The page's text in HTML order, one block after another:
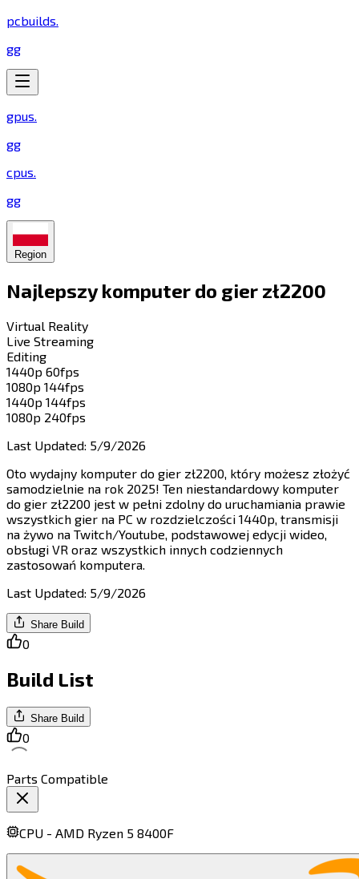
pcbuilds.
gg
gpus.
gg
cpus.
gg
Region
Najlepszy komputer do gier zł2200​​​​‌ ‍ ​‍​‍‌‍ ‌ ​‍‌‍‍‌‌‍‌ ‌‍‍‌‌‍ ‍​‍​‍​ ‍‍​‍​‍‌ ​ ‌‍​‌‌‍ ‍‌‍‍‌‌ ‌​‌ ‍‌​‍ ‍‌‍‍‌‌‍ ​‍​‍​‍ ​​‍​‍‌‍‍​‌ ​‍‌‍‌‌‌‍‌‍​‍​‍​ ‍‍​‍​‍​‍ ‌‍​‌‌‍‌​‌‍ ‌‌‍‍‌‌‍ ‍​‍ ‌‍‍‌‌‍ ‍‌ ‌​‌‍‌‌‌‍ ‍‌ ‌​​‍ ‌‍‌‌‌‍‌​‌‍‍‌‌ ‌​​‍ ‌‍ ‌‌‍ ‌‍‌​‌‍‌‌​ ‌‌ ​​‌ ​‍‌‍‌‌‌ ​ ‌‍‌‌‌‍ ‍‌ ‌​‌‍​‌‌ ‌​‌‍‍‌‌‍ ‌‍ ‍​ ‍ ‌‍‍‌‌‍‌​​ ‌‌‍‌​​ ‍​​ ​​​ ‍​​ ​‌​ ‍​‌‍​ ​ ‌ ​‍ ‌​ ‌‌‌‍‌‍‌‍‌​​ ‍‌​‍ ‌​ ‌​​ ‌​​ ​‌​ ‍‌​‍ ‌‌‍​‍​ ‌‌​ ‌ ‌‍​ ​‍ ‌‌‍‌​‌‍‌​‌‍​‍‌‍​‌​ ‍‌‌‍‌‌‌‍‌‍‌‍‌‍‌‍​‌​ ​‌​ ‍‌​ ‌‍​ ‍ ‌ ‌​‌ ‍‌‌ ​​‌‍‌‌​ ‌‌‍​‍‌ ‌‌‌‍‍‌‌‍ ​‌‍‌​​ ‍ ‌ ​​‌‍​‌‌ ‌​‌‍‍​​ ‌‌‍‍‌​ ​‌​ ‍​‌‍ ‍‌‌ ‌‍ ‍‌‍​‌‌‍ ‌‌‍‌‌​‍‌‌​ ‌‌‌​​‍‌‌ ‌‍‍ ‌‍‌‌‌ ‍‌​‍‌‌​ ​ ‌​‌​​‍‌‌​ ​ ‌​‌​​‍‌‌​ ​‍​ ​‍‌ ​​‌‍ ​​‍‌‌​ ​‍​ ​‍​‍‌‌​ ‌‌‌​‌​​‍ ‍‌ ‌‍‌‍​‌‌‍ ​‌ ‌‌‌‍‌‌​ ‌‍​‍‌‍​‌‌ ​ ‌‍‌‌‌‌‌‌‌ ​‍‌‍ ​​ ‌​‍‌‌​ ​‍‌​‌‍‌‍​‌‌‍‌​‌‍ ‌‌‍‍‌‌‍ ‍​‍‌‍‌‍‍‌‌‍‌​​ ‌‌‍‌​​ ‍​​ ​​​ ‍​​ ​‌​ ‍​‌‍​ ​ ‌ ​‍ ‌​ ‌‌‌‍‌‍‌‍‌​​ ‍‌​‍ ‌​ ‌​​ ‌​​ ​‌​ ‍‌​‍ ‌‌‍​‍​ ‌‌​ ‌ ‌‍​ ​‍ ‌‌‍‌​‌‍‌​‌‍​‍‌‍​‌​ ‍‌‌‍‌‌‌‍‌‍‌‍‌‍‌‍​‌​ ​‌​ ‍‌​ ‌‍​‍‌‍‌ ‌​‌ ‍‌‌ ​​‌‍‌‌​ ‌‌‍​‍‌ ‌‌‌‍‍‌‌‍ ​‌‍‌​​‍‌‍‌ ​​‌‍​‌‌ ‌​‌‍‍​​ ‌‌‍‍‌​ ​‌​ ‍​‌‍ ‍‌‌ ‌‍ ‍‌‍​‌‌‍ ‌‌‍‌‌​‍‌‌​ ‌‌‌​​‍‌‌ ‌‍‍ ‌‍‌‌‌ ‍‌​‍‌‌​ ​ ‌​‌​​‍‌‌​ ​ ‌​‌​​‍‌‌​ ​‍​ ​‍‌ ​​‌‍ ​​‍‌‌​ ​‍​ ​‍​‍‌‌​ ‌‌‌​‌​​‍ ‍‌ ‌‍‌‍​‌‌‍ ​‌ ‌‌‌‍‌‌​‍‌‍‌ ​​‌‍‌‌‌ ​‍‌ ​ ‌ ​​‌‍‌‌‌‍​ ‌ ‌​‌‍‍‌‌ ‌‍‌‍‌‌​ ‌‌ ​​‌ ‌‌‌‍​‍‌‍ ​‌‍‍‌‌ ​ ‌‍‍​‌‍‌‌‌‍‌​​‍​‍‌ ‌
Virtual Reality​​​​‌ ‍ ​‍​‍‌‍ ‌ ​‍‌‍‍‌‌‍‌ ‌‍‍‌‌‍ ‍​‍​‍​ ‍‍​‍​‍‌ ​ ‌‍​‌‌‍ ‍‌‍‍‌‌ ‌​‌ ‍‌​‍ ‍‌‍‍‌‌‍ ​‍​‍​‍ ​​‍​‍‌‍‍​‌ ​‍‌‍‌‌‌‍‌‍​‍​‍​ ‍‍​‍​‍​‍ ‌‍​‌‌‍‌​‌‍ ‌‌‍‍‌‌‍ ‍​‍ ‌‍‍‌‌‍ ‍‌ ‌​‌‍‌‌‌‍ ‍‌ ‌​​‍ ‌‍‌‌‌‍‌​‌‍‍‌‌ ‌​​‍ ‌‍ ‌‌‍ ‌‍‌​‌‍‌‌​ ‌‌ ​​‌ ​‍‌‍‌‌‌ ​ ‌‍‌‌‌‍ ‍‌ ‌​‌‍​‌‌ ‌​‌‍‍‌‌‍ ‌‍ ‍​ ‍ ‌‍‍‌‌‍‌​​ ‌​ ​‌​ ​‌‌‍​‌​ ‍‌‌‍‌‌‌‍​‍​ ‌ ​ ​‍​‍ ‌​ ‌​‌‍‌​​ ​‍​ ‌​​‍ ‌​ ‌​​ ​​‌‍‌​​ ​‍​‍ ‌‌‍​‌‌‍​‌‌‍‌​‌‍​‌​‍ ‌‌‍‌‍‌‍‌​‌‍​‍​ ‍‌​ ‌ ​ ‌‍‌‍​‌​ ‌ ‌‍​‍​ ‍​​ ‍‌‌‍‌‍​ ‍ ‌ ‌​‌ ‍‌‌ ​​‌‍‌‌​ ‌‌ ‌​‌‍​‌‌‍‌ ​ ‍ ‌ ​​‌‍​‌‌ ‌​‌‍‍​​ ‌‌‍ ‍‌‍​‌‌‍ ‌‌‍‌‌​ ‌‍​‍‌‍​‌‌ ​ ‌‍‌‌‌‌‌‌‌ ​‍‌‍ ​​ ‌​‍‌‌​ ​‍‌​‌‍‌‍​‌‌‍‌​‌‍ ‌‌‍‍‌‌‍ ‍​‍‌‍‌‍‍‌‌‍‌​​ ‌​ ​‌​ ​‌‌‍​‌​ ‍‌‌‍‌‌‌‍​‍​ ‌ ​ ​‍​‍ ‌​ ‌​‌‍‌​​ ​‍​ ‌​​‍ ‌​ ‌​​ ​​‌‍‌​​ ​‍​‍ ‌‌‍​‌‌‍​‌‌‍‌​‌‍​‌​‍ ‌‌‍‌‍‌‍‌​‌‍​‍​ ‍‌​ ‌ ​ ‌‍‌‍​‌​ ‌ ‌‍​‍​ ‍​​ ‍‌‌‍‌‍​‍‌‍‌ ‌​‌ ‍‌‌ ​​‌‍‌‌​ ‌‌ ‌​‌‍​‌‌‍‌ ​‍‌‍‌ ​​‌‍​‌‌ ‌​‌‍‍​​ ‌‌‍ ‍‌‍​‌‌‍ ‌‌‍‌‌​‍‌‍‌ ​​‌‍‌‌‌ ​‍‌ ​ ‌ ​​‌‍‌‌‌‍​ ‌ ‌​‌‍‍‌‌ ‌‍‌‍‌‌​ ‌‌ ​​‌ ‌‌‌‍​‍‌‍ ​‌‍‍‌‌ ​ ‌‍‍​‌‍‌‌‌‍‌​​‍​‍‌ ‌
Live Streaming​​​​‌ ‍ ​‍​‍‌‍ ‌ ​‍‌‍‍‌‌‍‌ ‌‍‍‌‌‍ ‍​‍​‍​ ‍‍​‍​‍‌ ​ ‌‍​‌‌‍ ‍‌‍‍‌‌ ‌​‌ ‍‌​‍ ‍‌‍‍‌‌‍ ​‍​‍​‍ ​​‍​‍‌‍‍​‌ ​‍‌‍‌‌‌‍‌‍​‍​‍​ ‍‍​‍​‍​‍ ‌‍​‌‌‍‌​‌‍ ‌‌‍‍‌‌‍ ‍​‍ ‌‍‍‌‌‍ ‍‌ ‌​‌‍‌‌‌‍ ‍‌ ‌​​‍ ‌‍‌‌‌‍‌​‌‍‍‌‌ ‌​​‍ ‌‍ ‌‌‍ ‌‍‌​‌‍‌‌​ ‌‌ ​​‌ ​‍‌‍‌‌‌ ​ ‌‍‌‌‌‍ ‍‌ ‌​‌‍​‌‌ ‌​‌‍‍‌‌‍ ‌‍ ‍​ ‍ ‌‍‍‌‌‍‌​​ ‌​ ​‌‌‍​‍​ ‌‍‌‍​‌‌‍​ ​ ​‌‌‍​‍​ ​‍​‍ ‌‌‍‌​​ ‌ ​ ‍​​ ‌‍​‍ ‌​ ‌​​ ‍​‌‍‌‌​ ‍‌​‍ ‌‌‍​‍​ ​‌‌‍‌‌‌‍‌​​‍ ‌​ ​​‌‍​‍​ ‍‌​ ‌ ‌‍​‍‌‍‌​​ ‌ ​ ‌ ​ ​‌‌‍‌​​ ​​‌‍‌​​ ‍ ‌ ‌​‌ ‍‌‌ ​​‌‍‌‌​ ‌‌ ‌​‌‍​‌‌‍‌ ​ ‍ ‌ ​​‌‍​‌‌ ‌​‌‍‍​​ ‌‌‍ ‍‌‍​‌‌‍ ‌‌‍‌‌​ ‌‍​‍‌‍​‌‌ ​ ‌‍‌‌‌‌‌‌‌ ​‍‌‍ ​​ ‌​‍‌‌​ ​‍‌​‌‍‌‍​‌‌‍‌​‌‍ ‌‌‍‍‌‌‍ ‍​‍‌‍‌‍‍‌‌‍‌​​ ‌​ ​‌‌‍​‍​ ‌‍‌‍​‌‌‍​ ​ ​‌‌‍​‍​ ​‍​‍ ‌‌‍‌​​ ‌ ​ ‍​​ ‌‍​‍ ‌​ ‌​​ ‍​‌‍‌‌​ ‍‌​‍ ‌‌‍​‍​ ​‌‌‍‌‌‌‍‌​​‍ ‌​ ​​‌‍​‍​ ‍‌​ ‌ ‌‍​‍‌‍‌​​ ‌ ​ ‌ ​ ​‌‌‍‌​​ ​​‌‍‌​​‍‌‍‌ ‌​‌ ‍‌‌ ​​‌‍‌‌​ ‌‌ ‌​‌‍​‌‌‍‌ ​‍‌‍‌ ​​‌‍​‌‌ ‌​‌‍‍​​ ‌‌‍ ‍‌‍​‌‌‍ ‌‌‍‌‌​‍‌‍‌ ​​‌‍‌‌‌ ​‍‌ ​ ‌ ​​‌‍‌‌‌‍​ ‌ ‌​‌‍‍‌‌ ‌‍‌‍‌‌​ ‌‌ ​​‌ ‌‌‌‍​‍‌‍ ​‌‍‍‌‌ ​ ‌‍‍​‌‍‌‌‌‍‌​​‍​‍‌ ‌
Editing​​​​‌ ‍ ​‍​‍‌‍ ‌ ​‍‌‍‍‌‌‍‌ ‌‍‍‌‌‍ ‍​‍​‍​ ‍‍​‍​‍‌ ​ ‌‍​‌‌‍ ‍‌‍‍‌‌ ‌​‌ ‍‌​‍ ‍‌‍‍‌‌‍ ​‍​‍​‍ ​​‍​‍‌‍‍​‌ ​‍‌‍‌‌‌‍‌‍​‍​‍​ ‍‍​‍​‍​‍ ‌‍​‌‌‍‌​‌‍ ‌‌‍‍‌‌‍ ‍​‍ ‌‍‍‌‌‍ ‍‌ ‌​‌‍‌‌‌‍ ‍‌ ‌​​‍ ‌‍‌‌‌‍‌​‌‍‍‌‌ ‌​​‍ ‌‍ ‌‌‍ ‌‍‌​‌‍‌‌​ ‌‌ ​​‌ ​‍‌‍‌‌‌ ​ ‌‍‌‌‌‍ ‍‌ ‌​‌‍​‌‌ ‌​‌‍‍‌‌‍ ‌‍ ‍​ ‍ ‌‍‍‌‌‍‌​​ ‌‌‍‌​​ ‌ ‌‍​‍‌‍‌​​ ​‌‌‍​ ​ ‌‍​ ‌​​‍ ‌​ ​‍​ ‌ ​ ‌​​ ‍‌​‍ ‌​ ‌​​ ​‍​ ​ ​ ‍‌​‍ ‌​ ‍​​ ​​​ ‌​‌‍‌‍​‍ ‌​ ‌‍‌‍‌‍‌‍​ ​ ‌‌​ ‌‌‌‍‌​​ ​‌​ ‌ ‌‍​‍‌‍​‍‌‍‌‌​ ​‌​ ‍ ‌ ‌​‌ ‍‌‌ ​​‌‍‌‌​ ‌‌ ‌​‌‍​‌‌‍‌ ​ ‍ ‌ ​​‌‍​‌‌ ‌​‌‍‍​​ ‌‌‍ ‍‌‍​‌‌‍ ‌‌‍‌‌​ ‌‍​‍‌‍​‌‌ ​ ‌‍‌‌‌‌‌‌‌ ​‍‌‍ ​​ ‌​‍‌‌​ ​‍‌​‌‍‌‍​‌‌‍‌​‌‍ ‌‌‍‍‌‌‍ ‍​‍‌‍‌‍‍‌‌‍‌​​ ‌‌‍‌​​ ‌ ‌‍​‍‌‍‌​​ ​‌‌‍​ ​ ‌‍​ ‌​​‍ ‌​ ​‍​ ‌ ​ ‌​​ ‍‌​‍ ‌​ ‌​​ ​‍​ ​ ​ ‍‌​‍ ‌​ ‍​​ ​​​ ‌​‌‍‌‍​‍ ‌​ ‌‍‌‍‌‍‌‍​ ​ ‌‌​ ‌‌‌‍‌​​ ​‌​ ‌ ‌‍​‍‌‍​‍‌‍‌‌​ ​‌​‍‌‍‌ ‌​‌ ‍‌‌ ​​‌‍‌‌​ ‌‌ ‌​‌‍​‌‌‍‌ ​‍‌‍‌ ​​‌‍​‌‌ ‌​‌‍‍​​ ‌‌‍ ‍‌‍​‌‌‍ ‌‌‍‌‌​‍‌‍‌ ​​‌‍‌‌‌ ​‍‌ ​ ‌ ​​‌‍‌‌‌‍​ ‌ ‌​‌‍‍‌‌ ‌‍‌‍‌‌​ ‌‌ ​​‌ ‌‌‌‍​‍‌‍ ​‌‍‍‌‌ ​ ‌‍‍​‌‍‌‌‌‍‌​​‍​‍‌ ‌
1440p 60fps​​​​‌ ‍ ​‍​‍‌‍ ‌ ​‍‌‍‍‌‌‍‌ ‌‍‍‌‌‍ ‍​‍​‍​ ‍‍​‍​‍‌ ​ ‌‍​‌‌‍ ‍‌‍‍‌‌ ‌​‌ ‍‌​‍ ‍‌‍‍‌‌‍ ​‍​‍​‍ ​​‍​‍‌‍‍​‌ ​‍‌‍‌‌‌‍‌‍​‍​‍​ ‍‍​‍​‍​‍ ‌‍​‌‌‍‌​‌‍ ‌‌‍‍‌‌‍ ‍​‍ ‌‍‍‌‌‍ ‍‌ ‌​‌‍‌‌‌‍ ‍‌ ‌​​‍ ‌‍‌‌‌‍‌​‌‍‍‌‌ ‌​​‍ ‌‍ ‌‌‍ ‌‍‌​‌‍‌‌​ ‌‌ ​​‌ ​‍‌‍‌‌‌ ​ ‌‍‌‌‌‍ ‍‌ ‌​‌‍​‌‌ ‌​‌‍‍‌‌‍ ‌‍ ‍​ ‍ ‌‍‍‌‌‍‌​​ ‌​ ​‍​ ‌ ‌‍​ ​ ‍​​ ‍‌‌‍​‍​ ‌ ​ ​​​‍ ‌​ ​‍​ ‍‌​ ‍​‌‍‌‍​‍ ‌​ ‌​​ ‍‌​ ‌‍​ ‍‌​‍ ‌‌‍​‌​ ​‌​ ‌​​ ‍​​‍ ‌​ ​​​ ​ ​ ‌ ‌‍​‌‌‍​‌​ ‍‌​ ‍​​ ‌‍​ ​ ‌‍​ ​ ​ ​ ​ ​ ‍ ‌ ‌​‌ ‍‌‌ ​​‌‍‌‌​ ‌‌ ​​‌‍‌‌‌ ​‍‌‍‌‍‌‍ ‌ ​‍‌‍ ‌‌‍​‌‌‍ ‍‌‍​ ‌‍‌‌​ ‍ ‌ ​​‌‍​‌‌ ‌​‌‍‍​​ ‌‌‍ ‍‌‍​‌‌‍ ‌‌‍‌‌​ ‌‍​‍‌‍​‌‌ ​ ‌‍‌‌‌‌‌‌‌ ​‍‌‍ ​​ ‌​‍‌‌​ ​‍‌​‌‍‌‍​‌‌‍‌​‌‍ ‌‌‍‍‌‌‍ ‍​‍‌‍‌‍‍‌‌‍‌​​ ‌​ ​‍​ ‌ ‌‍​ ​ ‍​​ ‍‌‌‍​‍​ ‌ ​ ​​​‍ ‌​ ​‍​ ‍‌​ ‍​‌‍‌‍​‍ ‌​ ‌​​ ‍‌​ ‌‍​ ‍‌​‍ ‌‌‍​‌​ ​‌​ ‌​​ ‍​​‍ ‌​ ​​​ ​ ​ ‌ ‌‍​‌‌‍​‌​ ‍‌​ ‍​​ ‌‍​ ​ ‌‍​ ​ ​ ​ ​ ​‍‌‍‌ ‌​‌ ‍‌‌ ​​‌‍‌‌​ ‌‌ ​​‌‍‌‌‌ ​‍‌‍‌‍‌‍ ‌ ​‍‌‍ ‌‌‍​‌‌‍ ‍‌‍​ ‌‍‌‌​‍‌‍‌ ​​‌‍​‌‌ ‌​‌‍‍​​ ‌‌‍ ‍‌‍​‌‌‍ ‌‌‍‌‌​‍‌‍‌ ​​‌‍‌‌‌ ​‍‌ ​ ‌ ​​‌‍‌‌‌‍​ ‌ ‌​‌‍‍‌‌ ‌‍‌‍‌‌​ ‌‌ ​​‌ ‌‌‌‍​‍‌‍ ​‌‍‍‌‌ ​ ‌‍‍​‌‍‌‌‌‍‌​​‍​‍‌ ‌
1080p 144fps​​​​‌ ‍ ​‍​‍‌‍ ‌ ​‍‌‍‍‌‌‍‌ ‌‍‍‌‌‍ ‍​‍​‍​ ‍‍​‍​‍‌ ​ ‌‍​‌‌‍ ‍‌‍‍‌‌ ‌​‌ ‍‌​‍ ‍‌‍‍‌‌‍ ​‍​‍​‍ ​​‍​‍‌‍‍​‌ ​‍‌‍‌‌‌‍‌‍​‍​‍​ ‍‍​‍​‍​‍ ‌‍​‌‌‍‌​‌‍ ‌‌‍‍‌‌‍ ‍​‍ ‌‍‍‌‌‍ ‍‌ ‌​‌‍‌‌‌‍ ‍‌ ‌​​‍ ‌‍‌‌‌‍‌​‌‍‍‌‌ ‌​​‍ ‌‍ ‌‌‍ ‌‍‌​‌‍‌‌​ ‌‌ ​​‌ ​‍‌‍‌‌‌ ​ ‌‍‌‌‌‍ ‍‌ ‌​‌‍​‌‌ ‌​‌‍‍‌‌‍ ‌‍ ‍​ ‍ ‌‍‍‌‌‍‌​​ ‌​ ‍‌​ ​​​ ‌‌​ ‌‌​ ‍​​ ‌‍‌‍‌​​ ‌​​‍ ‌‌‍‌​​ ‍​‌‍‌‌‌‍‌​​‍ ‌​ ‌​​ ​‍‌‍​‌‌‍‌‍​‍ ‌‌‍​‍​ ‌​‌‍‌​‌‍‌‌​‍ ‌‌‍​‍​ ‍​‌‍‌​​ ‌‍‌‍‌‌​ ‌‌​ ​​‌‍​‌​ ​​​ ‍​​ ​ ​ ‌​​ ‍ ‌ ‌​‌ ‍‌‌ ​​‌‍‌‌​ ‌‌ ​​‌‍‌‌‌ ​‍‌‍‌‍‌‍ ‌ ​‍‌‍ ‌‌‍​‌‌‍ ‍‌‍​ ‌‍‌‌​ ‍ ‌ ​​‌‍​‌‌ ‌​‌‍‍​​ ‌‌‍ ‍‌‍​‌‌‍ ‌‌‍‌‌​ ‌‍​‍‌‍​‌‌ ​ ‌‍‌‌‌‌‌‌‌ ​‍‌‍ ​​ ‌​‍‌‌​ ​‍‌​‌‍‌‍​‌‌‍‌​‌‍ ‌‌‍‍‌‌‍ ‍​‍‌‍‌‍‍‌‌‍‌​​ ‌​ ‍‌​ ​​​ ‌‌​ ‌‌​ ‍​​ ‌‍‌‍‌​​ ‌​​‍ ‌‌‍‌​​ ‍​‌‍‌‌‌‍‌​​‍ ‌​ ‌​​ ​‍‌‍​‌‌‍‌‍​‍ ‌‌‍​‍​ ‌​‌‍‌​‌‍‌‌​‍ ‌‌‍​‍​ ‍​‌‍‌​​ ‌‍‌‍‌‌​ ‌‌​ ​​‌‍​‌​ ​​​ ‍​​ ​ ​ ‌​​‍‌‍‌ ‌​‌ ‍‌‌ ​​‌‍‌‌​ ‌‌ ​​‌‍‌‌‌ ​‍‌‍‌‍‌‍ ‌ ​‍‌‍ ‌‌‍​‌‌‍ ‍‌‍​ ‌‍‌‌​‍‌‍‌ ​​‌‍​‌‌ ‌​‌‍‍​​ ‌‌‍ ‍‌‍​‌‌‍ ‌‌‍‌‌​‍‌‍‌ ​​‌‍‌‌‌ ​‍‌ ​ ‌ ​​‌‍‌‌‌‍​ ‌ ‌​‌‍‍‌‌ ‌‍‌‍‌‌​ ‌‌ ​​‌ ‌‌‌‍​‍‌‍ ​‌‍‍‌‌ ​ ‌‍‍​‌‍‌‌‌‍‌​​‍​‍‌ ‌
1440p 144fps​​​​‌ ‍ ​‍​‍‌‍ ‌ ​‍‌‍‍‌‌‍‌ ‌‍‍‌‌‍ ‍​‍​‍​ ‍‍​‍​‍‌ ​ ‌‍​‌‌‍ ‍‌‍‍‌‌ ‌​‌ ‍‌​‍ ‍‌‍‍‌‌‍ ​‍​‍​‍ ​​‍​‍‌‍‍​‌ ​‍‌‍‌‌‌‍‌‍​‍​‍​ ‍‍​‍​‍​‍ ‌‍​‌‌‍‌​‌‍ ‌‌‍‍‌‌‍ ‍​‍ ‌‍‍‌‌‍ ‍‌ ‌​‌‍‌‌‌‍ ‍‌ ‌​​‍ ‌‍‌‌‌‍‌​‌‍‍‌‌ ‌​​‍ ‌‍ ‌‌‍ ‌‍‌​‌‍‌‌​ ‌‌ ​​‌ ​‍‌‍‌‌‌ ​ ‌‍‌‌‌‍ ‍‌ ‌​‌‍​‌‌ ‌​‌‍‍‌‌‍ ‌‍ ‍​ ‍ ‌‍‍‌‌‍‌​​ ‌‌‍​ ​ ​‍​ ‍​​ ‍‌​ ‌​‌‍‌‌‌‍​‍​ ‌​​‍ ‌‌‍‌​​ ‍‌​ ​‌​ ​ ​‍ ‌​ ‌​​ ​‌​ ‌‍​ ‌ ​‍ ‌​ ‍​​ ​‍​ ‌​‌‍​‌​‍ ‌​ ‌​​ ​‌‌‍‌​‌‍​‌‌‍‌‌​ ​ ‌‍‌‌‌‍‌​​ ‌ ‌‍‌​‌‍​ ​ ​ ​ ‍ ‌ ‌​‌ ‍‌‌ ​​‌‍‌‌​ ‌‌ ​​‌‍‌‌‌ ​‍‌‍‌‍‌‍ ‌ ​‍‌‍ ‌‌‍​‌‌‍ ‍‌‍​ ‌‍‌‌​ ‍ ‌ ​​‌‍​‌‌ ‌​‌‍‍​​ ‌‌‍ ‍‌‍​‌‌‍ ‌‌‍‌‌​ ‌‍​‍‌‍​‌‌ ​ ‌‍‌‌‌‌‌‌‌ ​‍‌‍ ​​ ‌​‍‌‌​ ​‍‌​‌‍‌‍​‌‌‍‌​‌‍ ‌‌‍‍‌‌‍ ‍​‍‌‍‌‍‍‌‌‍‌​​ ‌‌‍​ ​ ​‍​ ‍​​ ‍‌​ ‌​‌‍‌‌‌‍​‍​ ‌​​‍ ‌‌‍‌​​ ‍‌​ ​‌​ ​ ​‍ ‌​ ‌​​ ​‌​ ‌‍​ ‌ ​‍ ‌​ ‍​​ ​‍​ ‌​‌‍​‌​‍ ‌​ ‌​​ ​‌‌‍‌​‌‍​‌‌‍‌‌​ ​ ‌‍‌‌‌‍‌​​ ‌ ‌‍‌​‌‍​ ​ ​ ​‍‌‍‌ ‌​‌ ‍‌‌ ​​‌‍‌‌​ ‌‌ ​​‌‍‌‌‌ ​‍‌‍‌‍‌‍ ‌ ​‍‌‍ ‌‌‍​‌‌‍ ‍‌‍​ ‌‍‌‌​‍‌‍‌ ​​‌‍​‌‌ ‌​‌‍‍​​ ‌‌‍ ‍‌‍​‌‌‍ ‌‌‍‌‌​‍‌‍‌ ​​‌‍‌‌‌ ​‍‌ ​ ‌ ​​‌‍‌‌‌‍​ ‌ ‌​‌‍‍‌‌ ‌‍‌‍‌‌​ ‌‌ ​​‌ ‌‌‌‍​‍‌‍ ​‌‍‍‌‌ ​ ‌‍‍​‌‍‌‌‌‍‌​​‍​‍‌ ‌
1080p 240fps​​​​‌ ‍ ​‍​‍‌‍ ‌ ​‍‌‍‍‌‌‍‌ ‌‍‍‌‌‍ ‍​‍​‍​ ‍‍​‍​‍‌ ​ ‌‍​‌‌‍ ‍‌‍‍‌‌ ‌​‌ ‍‌​‍ ‍‌‍‍‌‌‍ ​‍​‍​‍ ​​‍​‍‌‍‍​‌ ​‍‌‍‌‌‌‍‌‍​‍​‍​ ‍‍​‍​‍​‍ ‌‍​‌‌‍‌​‌‍ ‌‌‍‍‌‌‍ ‍​‍ ‌‍‍‌‌‍ ‍‌ ‌​‌‍‌‌‌‍ ‍‌ ‌​​‍ ‌‍‌‌‌‍‌​‌‍‍‌‌ ‌​​‍ ‌‍ ‌‌‍ ‌‍‌​‌‍‌‌​ ‌‌ ​​‌ ​‍‌‍‌‌‌ ​ ‌‍‌‌‌‍ ‍‌ ‌​‌‍​‌‌ ‌​‌‍‍‌‌‍ ‌‍ ‍​ ‍ ‌‍‍‌‌‍‌​​ ‌‌‍​‍​ ​​‌‍‌​‌‍​ ‌‍‌‌‌‍​‍​ ​‌​ ​​​‍ ‌‌‍‌​‌‍‌​​ ​‌​ ​​​‍ ‌​ ‌​‌‍​‌​ ‌ ​ ‌‍​‍ ‌‌‍​‍‌‍‌​‌‍​‍‌‍​‌​‍ ‌​ ​‍‌‍‌‍‌‍​ ​ ​‌​ ​‍​ ‍​​ ‌‌​ ‌ ​ ​ ​ ‌ ​ ​ ‌‍‌‌​ ‍ ‌ ‌​‌ ‍‌‌ ​​‌‍‌‌​ ‌‌ ​​‌‍‌‌‌ ​‍‌‍‌‍‌‍ ‌ ​‍‌‍ ‌‌‍​‌‌‍ ‍‌‍​ ‌‍‌‌​ ‍ ‌ ​​‌‍​‌‌ ‌​‌‍‍​​ ‌‌‍ ‍‌‍​‌‌‍ ‌‌‍‌‌​ ‌‍​‍‌‍​‌‌ ​ ‌‍‌‌‌‌‌‌‌ ​‍‌‍ ​​ ‌​‍‌‌​ ​‍‌​‌‍‌‍​‌‌‍‌​‌‍ ‌‌‍‍‌‌‍ ‍​‍‌‍‌‍‍‌‌‍‌​​ ‌‌‍​‍​ ​​‌‍‌​‌‍​ ‌‍‌‌‌‍​‍​ ​‌​ ​​​‍ ‌‌‍‌​‌‍‌​​ ​‌​ ​​​‍ ‌​ ‌​‌‍​‌​ ‌ ​ ‌‍​‍ ‌‌‍​‍‌‍‌​‌‍​‍‌‍​‌​‍ ‌​ ​‍‌‍‌‍‌‍​ ​ ​‌​ ​‍​ ‍​​ ‌‌​ ‌ ​ ​ ​ ‌ ​ ​ ‌‍‌‌​‍‌‍‌ ‌​‌ ‍‌‌ ​​‌‍‌‌​ ‌‌ ​​‌‍‌‌‌ ​‍‌‍‌‍‌‍ ‌ ​‍‌‍ ‌‌‍​‌‌‍ ‍‌‍​ ‌‍‌‌​‍‌‍‌ ​​‌‍​‌‌ ‌​‌‍‍​​ ‌‌‍ ‍‌‍​‌‌‍ ‌‌‍‌‌​‍‌‍‌ ​​‌‍‌‌‌ ​‍‌ ​ ‌ ​​‌‍‌‌‌‍​ ‌ ‌​‌‍‍‌‌ ‌‍‌‍‌‌​ ‌‌ ​​‌ ‌‌‌‍​‍‌‍ ​‌‍‍‌‌ ​ ‌‍‍​‌‍‌‌‌‍‌​​‍​‍‌ ‌
Last Updated: 5/9/2026
Oto wydajny komputer do gier zł2200, który możesz złożyć
samodzielnie na rok 2025! Ten niestandardowy komputer
do gier zł2200 jest w pełni zdolny do uruchamiania prawie
wszystkich gier na PC w rozdzielczości 1440p, transmisji
na żywo na Twitch/Youtube, podstawowej edycji wideo,
obsługi VR oraz wszystkich innych codziennych
zastosowań komputera.​​​​‌ ‍ ​‍​‍‌‍ ‌ ​‍‌‍‍‌‌‍‌ ‌‍‍‌‌‍ ‍​‍​‍​ ‍‍​‍​‍‌ ​ ‌‍​‌‌‍ ‍‌‍‍‌‌ ‌​‌ ‍‌​‍ ‍‌‍‍‌‌‍ ​‍​‍​‍ ​​‍​‍‌‍‍​‌ ​‍‌‍‌‌‌‍‌‍​‍​‍​ ‍‍​‍​‍​‍ ‌‍​‌‌‍‌​‌‍ ‌‌‍‍‌‌‍ ‍​‍ ‌‍‍‌‌‍ ‍‌ ‌​‌‍‌‌‌‍ ‍‌ ‌​​‍ ‌‍‌‌‌‍‌​‌‍‍‌‌ ‌​​‍ ‌‍ ‌‌‍ ‌‍‌​‌‍‌‌​ ‌‌ ​​‌ ​‍‌‍‌‌‌ ​ ‌‍‌‌‌‍ ‍‌ ‌​‌‍​‌‌ ‌​‌‍‍‌‌‍ ‌‍ ‍​ ‍ ‌‍‍‌‌‍‌​​ ‌‌‍‌​​ ‍​​ ​​​ ‍​​ ​‌​ ‍​‌‍​ ​ ‌ ​‍ ‌​ ‌‌‌‍‌‍‌‍‌​​ ‍‌​‍ ‌​ ‌​​ ‌​​ ​‌​ ‍‌​‍ ‌‌‍​‍​ ‌‌​ ‌ ‌‍​ ​‍ ‌‌‍‌​‌‍‌​‌‍​‍‌‍​‌​ ‍‌‌‍‌‌‌‍‌‍‌‍‌‍‌‍​‌​ ​‌​ ‍‌​ ‌‍​ ‍ ‌ ‌​‌ ‍‌‌ ​​‌‍‌‌​ ‌‌‍​‍‌ ‌‌‌‍‍‌‌‍ ​‌‍‌​​ ‍ ‌ ​​‌‍​‌‌ ‌​‌‍‍​​ ‌‌‍‍‌​ ​‌​ ‍​‌‍ ‍‌‌ ‌ ​ ‌‍‍​‌‍ ‌ ​‍‌ ‌​‌‌ ‌‍‌​‌‍‌‌‌ ​ ‌‍​ ​‍‌‌​ ‌‌‌​​‍‌‌ ‌‍‍ ‌‍‌‌‌ ‍‌​‍‌‌​ ​ ‌​‌​​‍‌‌​ ​ ‌​‌​​‍‌‌​ ​‍​ ​‍‌ ​​‌‍ ​​‍‌‌​ ​‍​ ​‍​‍‌‌​ ‌‌‌​‌​​‍ ‍‌ ‌‍‌‍​‌‌‍ ​‌ ‌‌‌‍‌‌​‍‌‌​ ‌‌‌​​‍‌‌ ‌‍‍ ‌‍‌‌‌ ‍‌​‍‌‌​ ​ ‌​‌​​‍‌‌​ ​ ‌​‌​​‍‌‌​ ​‍​ ​‍‌‍‌‌​ ​‌​ ​‌​ ​​​ ​​​ ​‍​ ‍‌​ ​​​ ‌​​ ‍‌​ ​​‌‍​ ​‍‌‌​ ​‍​ ​‍​‍‌‌​ ‌‌‌​‌​​‍ ‍‌‍​ ‌‍‍​‌‍‍‌‌‍ ​‌‍‌​‌ ​‍‌‍‌‌‌‍ ‍​‍‌‌​ ‌‌‌​​‍‌‌ ‌‍‍ ‌‍‌‌‌ ‍‌​‍‌‌​ ​ ‌​‌​​‍‌‌​ ​ ‌​‌​​‍‌‌​ ​‍​ ​‍​ ‌ ​ ​‌​ ​​‌‍‌​​ ‍‌‌‍‌‌​ ‌‍​ ​‌​ ‍​‌‍‌​​ ‍‌​ ‍‌​‍‌‌​ ​‍​ ​‍​‍‌‌​ ‌‌‌​‌​​‍ ‍‌ ‌​‌‍‌‌‌ ‍​‌ ‌​​ ‌‍​‍‌‍​‌‌ ​ ‌‍‌‌‌‌‌‌‌ ​‍‌‍ ​​ ‌​‍‌‌​ ​‍‌​‌‍‌‍​‌‌‍‌​‌‍ ‌‌‍‍‌‌‍ ‍​‍‌‍‌‍‍‌‌‍‌​​ ‌‌‍‌​​ ‍​​ ​​​ ‍​​ ​‌​ ‍​‌‍​ ​ ‌ ​‍ ‌​ ‌‌‌‍‌‍‌‍‌​​ ‍‌​‍ ‌​ ‌​​ ‌​​ ​‌​ ‍‌​‍ ‌‌‍​‍​ ‌‌​ ‌ ‌‍​ ​‍ ‌‌‍‌​‌‍‌​‌‍​‍‌‍​‌​ ‍‌‌‍‌‌‌‍‌‍‌‍‌‍‌‍​‌​ ​‌​ ‍‌​ ‌‍​‍‌‍‌ ‌​‌ ‍‌‌ ​​‌‍‌‌​ ‌‌‍​‍‌ ‌‌‌‍‍‌‌‍ ​‌‍‌​​‍‌‍‌ ​​‌‍​‌‌ ‌​‌‍‍​​ ‌‌‍‍‌​ ​‌​ ‍​‌‍ ‍‌‌ ‌ ​ ‌‍‍​‌‍ ‌ ​‍‌ ‌​‌‌ ‌‍‌​‌‍‌‌‌ ​ ‌‍​ ​‍‌‌​ ‌‌‌​​‍‌‌ ‌‍‍ ‌‍‌‌‌ ‍‌​‍‌‌​ ​ ‌​‌​​‍‌‌​ ​ ‌​‌​​‍‌‌​ ​‍​ ​‍‌ ​​‌‍ ​​‍‌‌​ ​‍​ ​‍​‍‌‌​ ‌‌‌​‌​​‍ ‍‌ ‌‍‌‍​‌‌‍ ​‌ ‌‌‌‍‌‌​‍‌‌​ ‌‌‌​​‍‌‌ ‌‍‍ ‌‍‌‌‌ ‍‌​‍‌‌​ ​ ‌​‌​​‍‌‌​ ​ ‌​‌​​‍‌‌​ ​‍​ ​‍‌‍‌‌​ ​‌​ ​‌​ ​​​ ​​​ ​‍​ ‍‌​ ​​​ ‌​​ ‍‌​ ​​‌‍​ ​‍‌‌​ ​‍​ ​‍​‍‌‌​ ‌‌‌​‌​​‍ ‍‌‍​ ‌‍‍​‌‍‍‌‌‍ ​‌‍‌​‌ ​‍‌‍‌‌‌‍ ‍​‍‌‌​ ‌‌‌​​‍‌‌ ‌‍‍ ‌‍‌‌‌ ‍‌​‍‌‌​ ​ ‌​‌​​‍‌‌​ ​ ‌​‌​​‍‌‌​ ​‍​ ​‍​ ‌ ​ ​‌​ ​​‌‍‌​​ ‍‌‌‍‌‌​ ‌‍​ ​‌​ ‍​‌‍‌​​ ‍‌​ ‍‌​‍‌‌​ ​‍​ ​‍​‍‌‌​ ‌‌‌​‌​​‍ ‍‌ ‌​‌‍‌‌‌ ‍​‌ ‌​​‍‌‍‌ ​​‌‍‌‌‌ ​‍‌ ​ ‌ ​​‌‍‌‌‌‍​ ‌ ‌​‌‍‍‌‌ ‌‍‌‍‌‌​ ‌‌ ​​‌ ‌‌‌‍​‍‌‍ ​‌‍‍‌‌ ​ ‌‍‍​‌‍‌‌‌‍‌​​‍​‍‌ ‌
Last Updated: 5/9/2026
Share Build
0
Build List
Share Build
0
Parts Compatible
CPU - AMD Ryzen 5 8400F​​​​‌ ‍ ​‍​‍‌‍ ‌ ​‍‌‍‍‌‌‍‌ ‌‍‍‌‌‍ ‍​‍​‍​ ‍‍​‍​‍‌ ​ ‌‍​‌‌‍ ‍‌‍‍‌‌ ‌​‌ ‍‌​‍ ‍‌‍‍‌‌‍ ​‍​‍​‍ ​​‍​‍‌‍‍​‌ ​‍‌‍‌‌‌‍‌‍​‍​‍​ ‍‍​‍​‍​‍ ‌‍​‌‌‍‌​‌‍ ‌‌‍‍‌‌‍ ‍​‍ ‌‍‍‌‌‍ ‍‌ ‌​‌‍‌‌‌‍ ‍‌ ‌​​‍ ‌‍‌‌‌‍‌​‌‍‍‌‌ ‌​​‍ ‌‍ ‌‌‍ ‌‍‌​‌‍‌‌​ ‌‌ ​​‌ ​‍‌‍‌‌‌ ​ ‌‍‌‌‌‍ ‍‌ ‌​‌‍​‌‌ ‌​‌‍‍‌‌‍ ‌‍ ‍​ ‍ ‌‍‍‌‌‍‌​​ ‌​ ‍‌‌‍​‌​ ‌‌​ ​‌‌‍​‍‌‍‌‌​ ‌ ​ ​​​‍ ‌​ ​ ​ ‌​‌‍​‌​ ​​​‍ ‌​ ‌​‌‍‌​‌‍‌‍​ ​ ​‍ ‌​ ‍‌‌‍​ ​ ​‌‌‍​ ​‍ ‌​ ‌‍​ ‍​‌‍​ ‌‍​ ​ ​ ‌‍​‌​ ‍​​ ​​​ ​‌‌‍‌​​ ‌ ​ ‌‍​ ‍ ‌ ‌​‌ ‍‌‌ ​​‌‍‌‌​ ‌‌‍​ ‌ ​​‌ ‌‌​ ‍ ‌ ​​‌‍​‌‌ ‌​‌‍‍​​ ‌‌‍ ‍‌‍​‌‌‍ ‌‌‍‌‌​ ‌‍​‍‌‍​‌‌ ​ ‌‍‌‌‌‌‌‌‌ ​‍‌‍ ​​ ‌​‍‌‌​ ​‍‌​‌‍‌‍​‌‌‍‌​‌‍ ‌‌‍‍‌‌‍ ‍​‍‌‍‌‍‍‌‌‍‌​​ ‌​ ‍‌‌‍​‌​ ‌‌​ ​‌‌‍​‍‌‍‌‌​ ‌ ​ ​​​‍ ‌​ ​ ​ ‌​‌‍​‌​ ​​​‍ ‌​ ‌​‌‍‌​‌‍‌‍​ ​ ​‍ ‌​ ‍‌‌‍​ ​ ​‌‌‍​ ​‍ ‌​ ‌‍​ ‍​‌‍​ ‌‍​ ​ ​ ‌‍​‌​ ‍​​ ​​​ ​‌‌‍‌​​ ‌ ​ ‌‍​‍‌‍‌ ‌​‌ ‍‌‌ ​​‌‍‌‌​ ‌‌‍​ ‌ ​​‌ ‌‌​‍‌‍‌ ​​‌‍​‌‌ ‌​‌‍‍​​ ‌‌‍ ‍‌‍​‌‌‍ ‌‌‍‌‌​‍‌‍‌ ​​‌‍‌‌‌ ​‍‌ ​ ‌ ​​‌‍‌‌‌‍​ ‌ ‌​‌‍‍‌‌ ‌‍‌‍‌‌​ ‌‌ ​​‌ ‌‌‌‍​‍‌‍ ​‌‍‍‌‌ ​ ‌‍‍​‌‍‌‌‌‍‌​​‍​‍‌ ‌